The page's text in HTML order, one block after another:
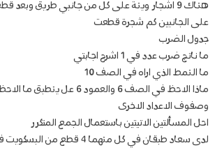
على الجانبين كم شجرة قطعت
جدول الضرب
ما ناتج ضرب عدد في 1 اشرح اجابتي
ما النمط الذي اراه في الصف 10
ماذا الاحظ في الصف 6 والعمود 6
وصفوف الاعداد الاخرى
احل المسألتين الاتيتين باستعمال الجمع المتكرر
لدى سعاد طبقان في كل منهما 4